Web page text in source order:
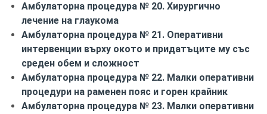
Амбулаторна процедура № 20. Хирургично
лечение на глаукома
Амбулаторна процедура № 21. Оперативни
интервенции върху окото и придатъците му със
среден обем и сложност
Амбулаторна процедура № 22. Малки оперативни
процедури на раменен пояс и горен крайник
Амбулаторна процедура № 23. Малки оперативни